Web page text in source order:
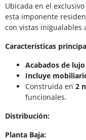
Ubicada en el
esta imponente
con vistas inigualables
Características
Acabados de lujo
Incluye
Construida en 2
funcionales.
Distribución:
Planta Baja: